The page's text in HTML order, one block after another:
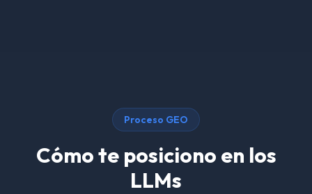
Proceso GEO
Cómo te posiciono en los
LLMs